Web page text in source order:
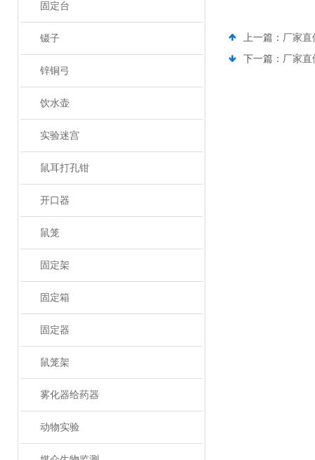
固定台
镊子
锌铜弓
饮水壶
实验迷宫
鼠耳打孔钳
开口器
鼠笼
固定架
固定箱
固定器
鼠笼架
雾化器给药器
动物实验
上一篇： 厂家直
下一篇： 厂家直